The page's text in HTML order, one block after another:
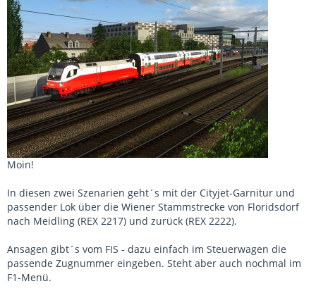
Moin!
In diesen zwei Szenarien geht´s mit der Cityjet-Garnitur und
passender Lok über die Wiener Stammstrecke von Floridsdorf
nach Meidling (REX 2217) und zurück (REX 2222).
Ansagen gibt´s vom FIS - dazu einfach im Steuerwagen die
passende Zugnummer eingeben. Steht aber auch nochmal im
F1-Menü.